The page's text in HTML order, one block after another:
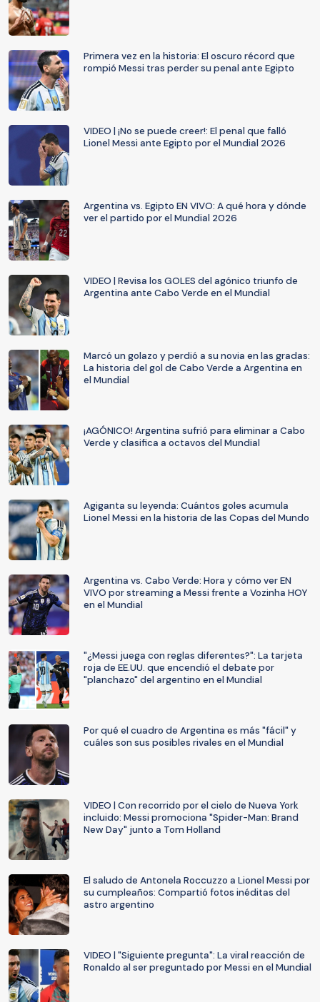
Primera vez en la historia: El oscuro récord que
rompió Messi tras perder su penal ante Egipto
VIDEO | ¡No se puede creer!: El penal que falló
Lionel Messi ante Egipto por el Mundial 2026
Argentina vs. Egipto EN VIVO: A qué hora y dónde
ver el partido por el Mundial 2026
VIDEO | Revisa los GOLES del agónico triunfo de
Argentina ante Cabo Verde en el Mundial
Marcó un golazo y perdió a su novia en las gradas:
La historia del gol de Cabo Verde a Argentina en
el Mundial
¡AGÓNICO! Argentina sufrió para eliminar a Cabo
Verde y clasifica a octavos del Mundial
Agiganta su leyenda: Cuántos goles acumula
Lionel Messi en la historia de las Copas del Mundo
Argentina vs. Cabo Verde: Hora y cómo ver EN
VIVO por streaming a Messi frente a Vozinha HOY
en el Mundial
"¿Messi juega con reglas diferentes?": La tarjeta
roja de EE.UU. que encendió el debate por
"planchazo" del argentino en el Mundial
Por qué el cuadro de Argentina es más "fácil" y
cuáles son sus posibles rivales en el Mundial
VIDEO | Con recorrido por el cielo de Nueva York
incluido: Messi promociona "Spider-Man: Brand
New Day" junto a Tom Holland
El saludo de Antonela Roccuzzo a Lionel Messi por
su cumpleaños: Compartió fotos inéditas del
astro argentino
VIDEO | "Siguiente pregunta": La viral reacción de
Ronaldo al ser preguntado por Messi en el Mundial